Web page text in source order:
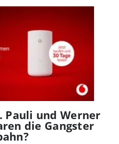
Pauli und Werner
die Gangster